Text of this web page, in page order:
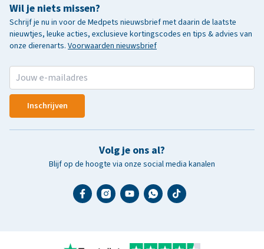
Wil je niets missen?
Schrijf je nu in voor de Medpets nieuwsbrief met daarin de laatste
nieuwtjes, leuke acties, exclusieve kortingscodes en tips & advies van
onze dierenarts. Voorwaarden nieuwsbrief
Inschrijven
Volg je ons al?
Blijf op de hoogte via onze social media kanalen